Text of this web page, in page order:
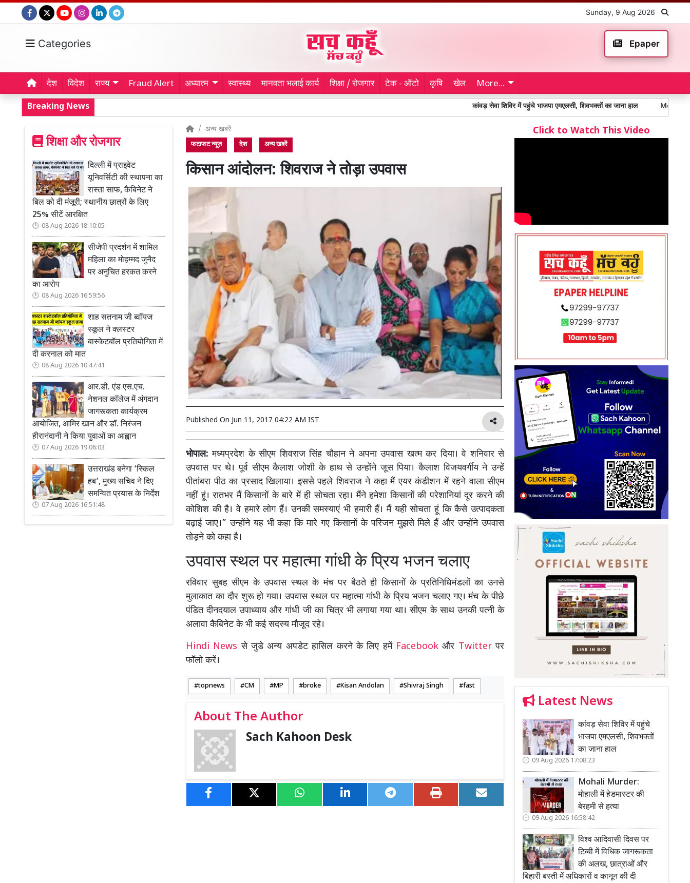
Sunday, 9 Aug 2026
Categories Epaper
देश विदेश राज्य Fraud Alert अध्यात्म स्वास्थ्य मानवता भलाई कार्य शिक्षा / रोजगार टेक - ऑटो कृषि खेल More...
Breaking News कांवड़ सेवा शिविर में पहुंचे भाजपा एमएलसी, शिवभक्तों का जाना हाल Mohali Murder:
शिक्षा और रोजगार
दिल्ली में प्राइवेट
यूनिवर्सिटी की स्थापना का
रास्ता साफ, कैबिनेट ने
बिल को दी मंजूरी; स्थानीय छात्रों के लिए
25% सीटें आरक्षित
08 Aug 2026 18:10:05
सीजेपी प्रदर्शन में शामिल
महिला का मोहम्मद जुनैद
पर अनुचित हरकत करने
का आरोप
08 Aug 2026 16:59:56
शाह सतनाम जी ब्वॉयज
स्कूल ने क्लस्टर
बास्केटबॉल प्रतियोगिता में
दी करनाल को मात
08 Aug 2026 10:47:41
आर.डी. एंड एस.एच.
नेशनल कॉलेज में अंगदान
जागरूकता कार्यक्रम
आयोजित, आमिर खान और डॉ. निरंजन
हीरानंदानी ने किया युवाओं का आह्वान
07 Aug 2026 19:06:03
उत्तराखंड बनेगा ‘स्किल
हब’, मुख्य सचिव ने दिए
समन्वित प्रयास के निर्देश
07 Aug 2026 16:51:48
अन्य खबरें
फटाफट न्यूज़ देश अन्य खबरें
किसान आंदोलन: शिवराज ने तोड़ा उपवास
Published On Jun 11, 2017 04:22 AM IST
भोपाल: मध्यप्रदेश के सीएम शिवराज सिंह चौहान ने अपना उपवास खत्म कर दिया। वे शनिवार से
उपवास पर थे। पूर्व सीएम कैलाश जोशी के हाथ से उन्होंने जूस पिया। कैलाश विजयवर्गीय ने उन्हें
पीतांबरा पीठ का प्रसाद खिलाया। इससे पहले शिवराज ने कहा मैं एयर कंडीशन में रहने वाला सीएम
नहीं हूं। रातभर मैं किसानों के बारे में ही सोचता रहा। मैंने हमेशा किसानों की परेशानियां दूर करने की
कोशिश की है। वे हमारे लोग हैं। उनकी समस्याएं भी हमारी हैं। मैं यही सोचता हूं कि कैसे उत्पादकता
बढ़ाई जाए।” उन्होंने यह भी कहा कि मारे गए किसानों के परिजन मुझसे मिले हैं और उन्होंने उपवास
तोड़ने को कहा है।
उपवास स्थल पर महात्मा गांधी के प्रिय भजन चलाए
रविवार सुबह सीएम के उपवास स्थल के मंच पर बैठते ही किसानों के प्रतिनिधिमंडलों का उनसे
मुलाकात का दौर शुरू हो गया। उपवास स्थल पर महात्मा गांधी के प्रिय भजन चलाए गए। मंच के पीछे
पंडित दीनदयाल उपाध्याय और गांधी जी का चित्र भी लगाया गया था। सीएम के साथ उनकी पत्नी के
अलावा कैबिनेट के भी कई सदस्य मौजूद रहे।
Hindi Newsसे जुडे अन्य अपडेट हासिल करने के लिए हमें Facebookऔर Twitterपर
फॉलो करें।
topnews CM MP broke Kisan Andolan Shivraj Singh fast
About The Author
Sach Kahoon Desk
Click to Watch This Video
Latest News
कांवड़ सेवा शिविर में पहुंचे
भाजपा एमएलसी, शिवभक्तों
का जाना हाल
09 Aug 2026 17:08:23
Mohali Murder:
मोहाली में हेडमास्टर की
बेरहमी से हत्या
09 Aug 2026 16:58:42
विश्व आदिवासी दिवस पर
टिब्बी में विधिक जागरूकता
की अलख, छात्राओं और
बिहारी बस्ती में अधिकारों व कानून की दी